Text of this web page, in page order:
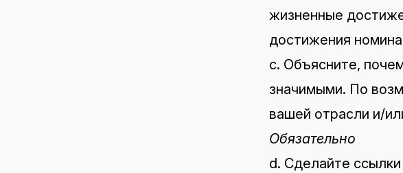
жизненные
достижения
c. Объясните,
значимыми. По
вашей отрасли и/
Обязательно
d. Сделайте